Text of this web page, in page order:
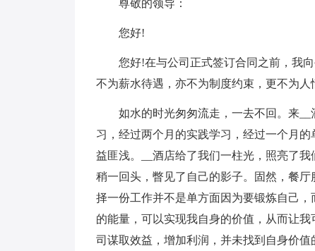
尊敬的领导：
您好!
您好!在与公司正式签订合同之前，我
不为薪水待遇，亦不为制度约束，更不为人
如水的时光匆匆流走，一去不回。来
习，经过两个月的实践学习，经过一个月
益匪浅。__酒店给了我们一柱光，照亮了
稍一回头，瞥见了自己的影子。固然，餐
择一份工作并不是单方面因为要锻炼自己
的能量，可以实现我自身的价值，从而让
司谋取效益，增加利润，并未找到自身价值